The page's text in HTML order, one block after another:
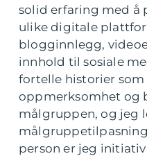
solid erfaring med å
ulike digitale
blogginnlegg,
innhold til sosiale
fortelle historier
oppmerksomhet og
målgruppen, og jeg
person er jeg